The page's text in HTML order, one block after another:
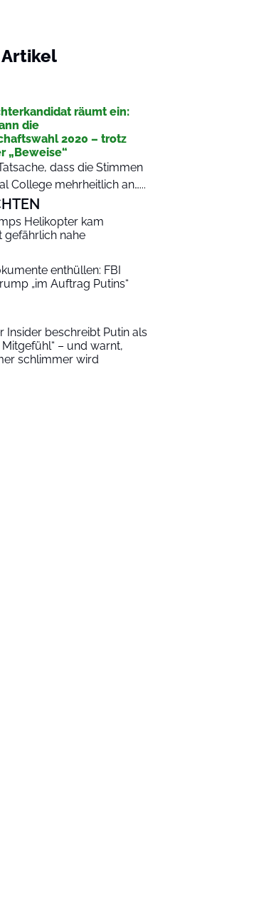
räumt ein:
die
2020 – trotz
„Beweise“
dass die Stimmen
College mehrheitlich an…...
Helikopter kam
gefährlich nahe
enthüllen: FBI
„im Auftrag Putins“
Insider beschreibt Putin als
Mitgefühl“ – und warnt,
schlimmer wird